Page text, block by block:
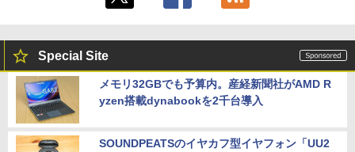
Special Site
メモリ32GBでも予算内。産経新聞社がAMD R
yzen搭載dynabookを2千台導入
SOUNDPEATSのイヤカフ型イヤフォン「UU2